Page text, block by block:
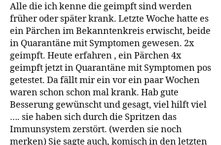
Alle die ich kenne die geimpft sind werden
früher oder später krank. Letzte Woche hatte es
ein Pärchen im Bekanntenkreis erwischt, beide
in Quarantäne mit Symptomen gewesen. 2x
geimpft. Heute erfahren , ein Pärchen 4x
geimpft jetzt in Quarantäne mit Symptomen pos
getestet. Da fällt mir ein vor ein paar Wochen
waren schon schon mal krank. Hab gute
Besserung gewünscht und gesagt, viel hilft viel
…. sie haben sich durch die Spritzen das
Immunsystem zerstört. (werden sie noch
merken) Sie sagte auch, komisch in den letzten